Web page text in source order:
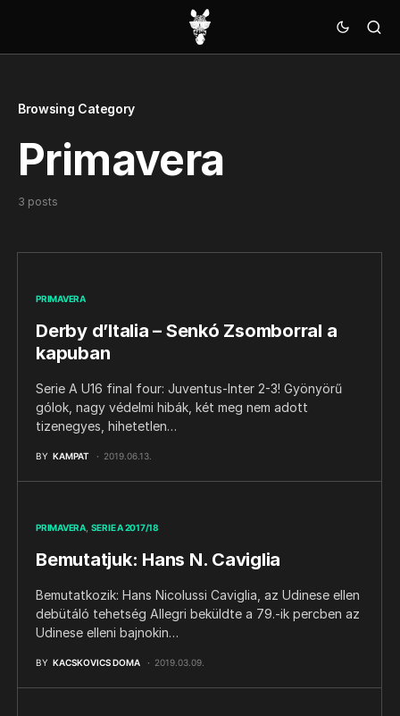
Browsing Category
Primavera
3 posts
PRIMAVERA
Derby d’Italia – Senkó Zsomborral a
kapuban
Serie A U16 final four: Juventus-Inter 2-3! Gyönyörű
gólok, nagy védelmi hibák, két meg nem adott
tizenegyes, hihetetlen…
BY KAMPAT 2019.06.13.
PRIMAVERA SERIE A 2017/18
Bemutatjuk: Hans N. Caviglia
Bemutatkozik: Hans Nicolussi Caviglia, az Udinese ellen
debütáló tehetség Allegri beküldte a 79.-ik percben az
Udinese elleni bajnokin…
BY KACSKOVICS DOMA 2019.03.09.